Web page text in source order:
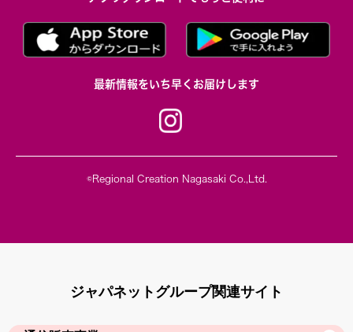
最新情報をいち早くお届けします
©Regional Creation Nagasaki Co.,Ltd.
ジャパネットグループ関連サイト